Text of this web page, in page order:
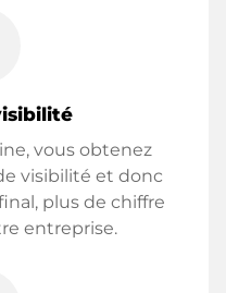
vous obtenez
visibilité et donc
plus de chiffre
entreprise.